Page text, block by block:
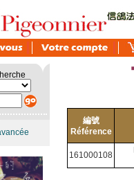
編號
Référence
161000108